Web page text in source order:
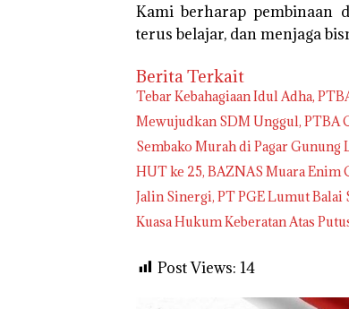
Kami berharap pembinaan
terus belajar, dan menjaga
Berita Terkait
Tebar Kebahagiaan Idul Adha,
Mewujudkan SDM Unggul, PTBA
Sembako Murah di Pagar
HUT ke 25, BAZNAS Muara Enim
Jalin Sinergi, PT PGE Lumut
Kuasa Hukum Keberatan Atas
Post Views: 14